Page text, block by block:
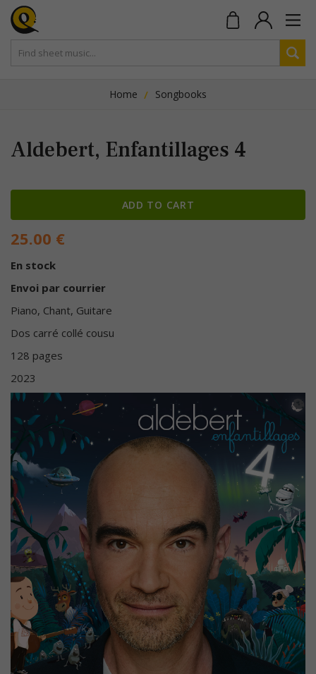
Home Songbooks
Aldebert, Enfantillages 4
ADD TO CART
25.00 €
En stock
Envoi par courrier
Piano, Chant, Guitare
Dos carré collé cousu
128 pages
2023